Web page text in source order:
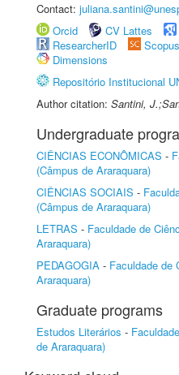
Contact:
Orcid
CV Lattes
ResearcherID
Scopus
Dimensions
Repositório Institucional
Author citation: Santini,
Undergraduate
CIÊNCIAS ECONÔMICAS -
(Câmpus de Araraquara)
CIÊNCIAS SOCIAIS -
(Câmpus de Araraquara)
LETRAS - Faculdade de
Araraquara)
PEDAGOGIA - Faculdade de
Araraquara)
Graduate programs
Estudos Literários -
de Araraquara)